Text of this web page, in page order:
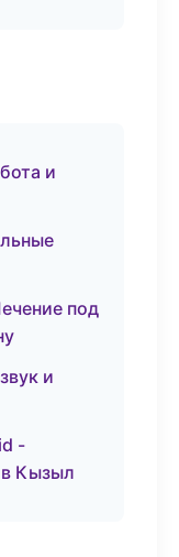
и
под
и
-
в Кызыл